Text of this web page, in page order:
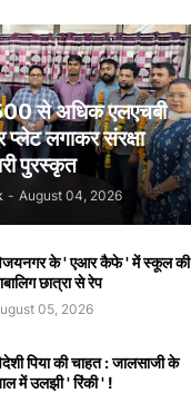
से अधिक एलएचबी
प्लेट लगाकर संरक्षा
पुरस्कृत
- August 04, 2026
के ' एआर कैफे ' में स्कूल की
छात्रा से रेप
05, 2026
पिया की चाहत : जालसाजी के
में उलझी ' रिंकी ' !